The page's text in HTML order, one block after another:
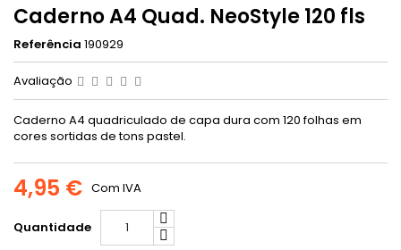
Caderno A4 Quad. NeoStyle 120 fls
Referência 190929
Avaliação
Caderno A4 quadriculado de capa dura com 120 folhas em
cores sortidas de tons pastel.
4,95 € Com IVA
Quantidade